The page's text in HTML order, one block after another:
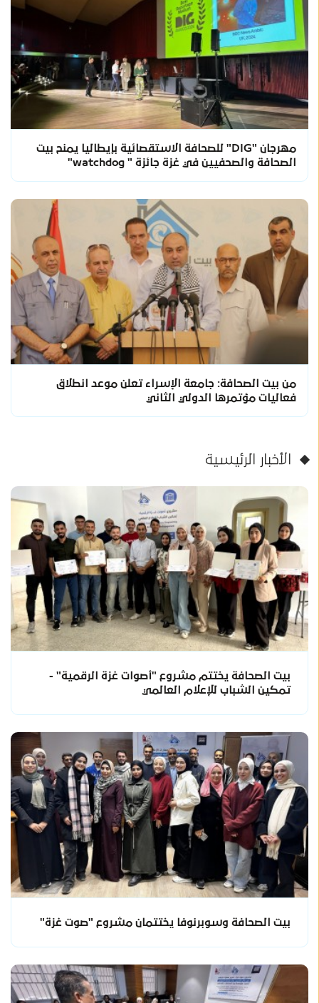
مهرجان "DIG" للصحافة الاستقصائية بإيطاليا يمنح بيت
الصحافة والصحفيين في غزة جائزة " watchdog"
من بيت الصحافة: جامعة الإسراء تعلن موعد انطلاق
فعاليات مؤتمرها الدولي الثاني
الأخبار الرئيسية
بيت الصحافة يختتم مشروع "أصوات غزة الرقمية" -
تمكين الشباب للإعلام العالمي
بيت الصحافة وسوبرنوفا يختتمان مشروع "صوت غزة"